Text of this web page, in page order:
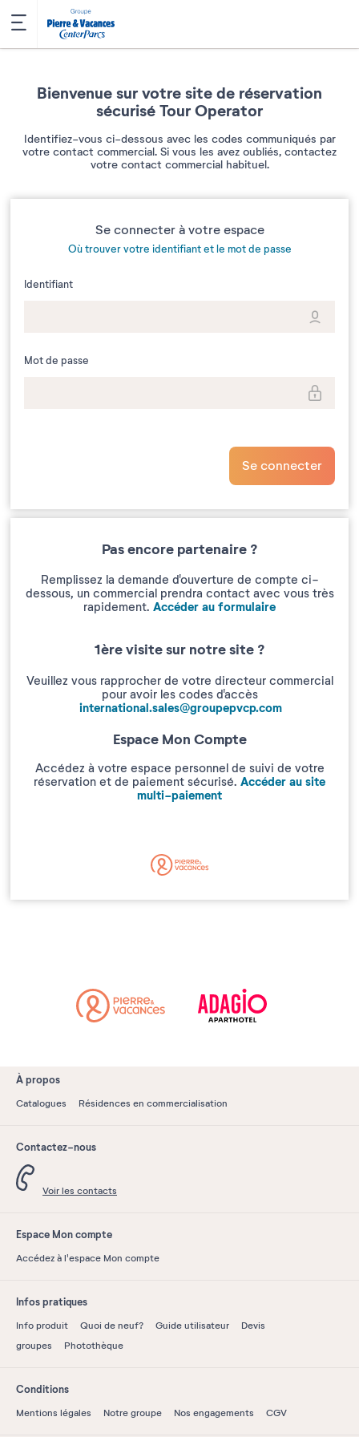
Bienvenue sur votre site de réservation
sécurisé Tour Operator
Identifiez-vous ci-dessous avec les codes communiqués par
votre contact commercial. Si vous les avez oubliés, contactez
votre contact commercial habituel.
Se connecter à votre espace
Où trouver votre identifiant et le mot de passe
Identifiant
Mot de passe
Se connecter
Pas encore partenaire ?
Remplissez la demande d'ouverture de compte ci-
dessous, un commercial prendra contact avec vous très
rapidement. Accéder au formulaire
1ère visite sur notre site ?
Veuillez vous rapprocher de votre directeur commercial
pour avoir les codes d'accès
international.sales@groupepvcp.com
Espace Mon Compte
Accédez à votre espace personnel de suivi de votre
réservation et de paiement sécurisé. Accéder au site
multi-paiement
À propos
Catalogues Résidences en commercialisation
Contactez-nous
Voir les contacts
Espace Mon compte
Accédez à l'espace Mon compte
Infos pratiques
Info produit Quoi de neuf? Guide utilisateur
Devis
groupes
Photothèque
Conditions
Mentions légales Notre groupe Nos engagements CGV